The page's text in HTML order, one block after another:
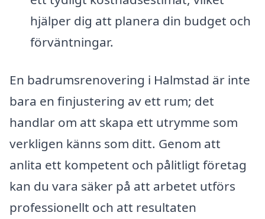
hjälper dig att planera din budget och
förväntningar.
En badrumsrenovering i Halmstad är inte
bara en finjustering av ett rum; det
handlar om att skapa ett utrymme som
verkligen känns som ditt. Genom att
anlita ett kompetent och pålitligt företag
kan du vara säker på att arbetet utförs
professionellt och att resultaten